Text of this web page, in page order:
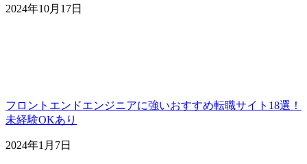
2024年10月17日
フロントエンドエンジニアに強いおすすめ転職サイト18選！
未経験OKあり
2024年1月7日